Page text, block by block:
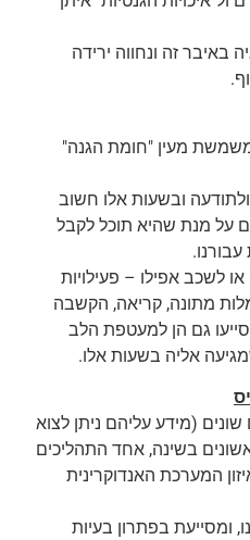
באיבר זה ונחווה ירידה
מעין "חומת הגנה"
ובשעות אלו חשוב
על מנת שהיא תוכל לקבל
עבורנו.
לשכב אפילו – פעילויות
מתונה, קריאה, הקשבה
גם הן למעטפת הלב
אליה בשעות אלו.
(מידע עליהם ניתן לצוא
בשינה, אחד התהליכים
המערכת האנדוקרינית
ומסייעת בפתרון בעיות